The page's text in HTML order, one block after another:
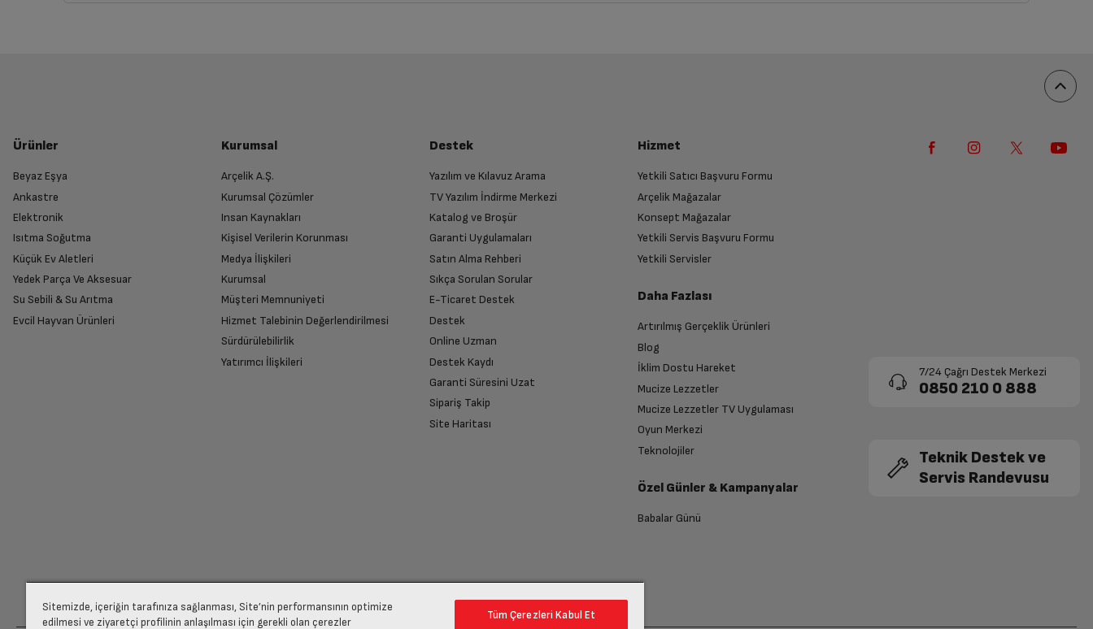
Ürünü Yetkili Servise Teslim Edin
Ürünü eksiksiz ve hasarsız olarak faturası ile birlikte yetkili servise teslim edin.
İade Talebiniz Onaylansın
Yetkili servis gerekli kontrolleri sağladıktan sonra İade süreciniz tamamlanacaktır.
Ürünler
Beyaz Eşya
Ankastre
Elektronik
Isıtma Soğutma
Küçük Ev Aletleri
Yedek Parça Ve Aksesuar
Su Sebili & Su Arıtma
Evcil Hayvan Ürünleri
Kurumsal
Arçelik A.Ş.
Kurumsal Çözümler
Insan Kaynakları
Kişisel Verilerin Korunması
Medya İlişkileri
Kurumsal
Müşteri Memnuniyeti
Hizmet Talebinin Değerlendirilmesi
Sürdürülebilirlik
Yatırımcı İlişkileri
Destek
Yazılım ve Kılavuz Arama
TV Yazılım İndirme Merkezi
Katalog ve Broşür
Garanti Uygulamaları
Satın Alma Rehberi
Sıkça Sorulan Sorular
E-Ticaret Destek
Destek
Online Uzman
Destek Kaydı
Garanti Süresini Uzat
Sipariş Takip
Site Haritası
Hizmet
Yetkili Satıcı Başvuru Formu
Arçelik Mağazalar
Konsept Mağazalar
Yetkili Servis Başvuru Formu
Yetkili Servisler
Daha Fazlası
Artırılmış Gerçeklik Ürünleri
Blog
İklim Dostu Hareket
Mucize Lezzetler
Mucize Lezzetler TV Uygulaması
Oyun Merkezi
Teknolojiler
Özel Günler & Kampanyalar
Babalar Günü
7/24 Çağrı Destek Merkezi
0850 210 0 888
Teknik Destek ve
Servis Randevusu
Sitemizde, içeriğin tarafınıza sağlanması, Site’nin performansının optimize
edilmesi ve ziyaretçi profilinin anlaşılması için gerekli olan çerezler
Tüm Çerezleri Kabul Et